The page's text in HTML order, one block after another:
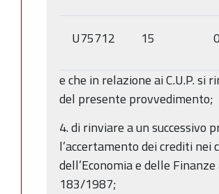
U75712 15
e che in relazione ai C.U.P.
del presente provvedimento;
4. di rinviare a un successivo
l’accertamento dei crediti
dell’Economia e delle
183/1987;